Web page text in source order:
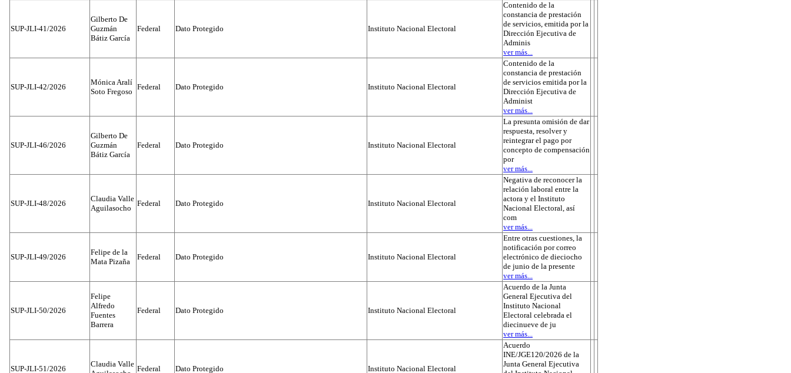
SUP-JLI-41/2026
Gilberto De
Guzmán
Bátiz García
Federal Dato Protegido Instituto Nacional Electoral
Contenido de la
constancia de prestación
de servicios, emitida por la
Dirección Ejecutiva de
Adminis
ver más...
SUP-JLI-42/2026
Mónica Aralí
Soto Fregoso
Federal Dato Protegido Instituto Nacional Electoral
Contenido de la
constancia de prestación
de servicios emitida por la
Dirección Ejecutiva de
Administ
ver más...
SUP-JLI-46/2026
Gilberto De
Guzmán
Bátiz García
Federal Dato Protegido Instituto Nacional Electoral
La presunta omisión de dar
respuesta, resolver y
reintegrar el pago por
concepto de compensación
por
ver más...
SUP-JLI-48/2026
Claudia Valle
Aguilasocho
Federal Dato Protegido Instituto Nacional Electoral
Negativa de reconocer la
relación laboral entre la
actora y el Instituto
Nacional Electoral, así
com
ver más...
SUP-JLI-49/2026
Felipe de la
Mata Pizaña
Federal Dato Protegido Instituto Nacional Electoral
Entre otras cuestiones, la
notificación por correo
electrónico de dieciocho
de junio de la presente
ver más...
SUP-JLI-50/2026
Felipe
Alfredo
Fuentes
Barrera
Federal Dato Protegido Instituto Nacional Electoral
Acuerdo de la Junta
General Ejecutiva del
Instituto Nacional
Electoral celebrada el
diecinueve de ju
ver más...
SUP-JLI-51/2026
Claudia Valle
Federal Dato Protegido Instituto Nacional Electoral
Acuerdo
INE/JGE120/2026 de la
Junta General Ejecutiva